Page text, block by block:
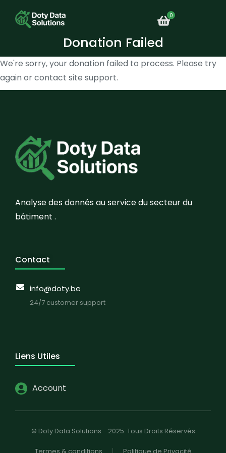
Donation Failed
We're sorry, your donation failed to process. Please try
again or contact site support.
Analyse des donnés au service du secteur du
bâtiment .
Contact
info@doty.be
24/7 customer support
Liens Utiles
Account
© Doty Data Solutions - 2025. Tous Droits Réservés